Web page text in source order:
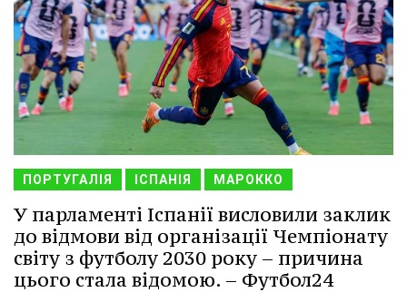
ПОРТУГАЛІЯ ІСПАНІЯ МАРОККО
У парламенті Іспанії висловили заклик
до відмови від організації Чемпіонату
світу з футболу 2030 року – причина
цього стала відомою. – Футбол24